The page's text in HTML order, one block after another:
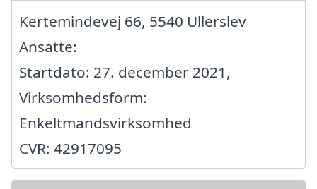
Kertemindevej 66, 5540 Ullerslev
Ansatte:
Startdato: 27. december 2021,
Virksomhedsform:
Enkeltmandsvirksomhed
CVR: 42917095